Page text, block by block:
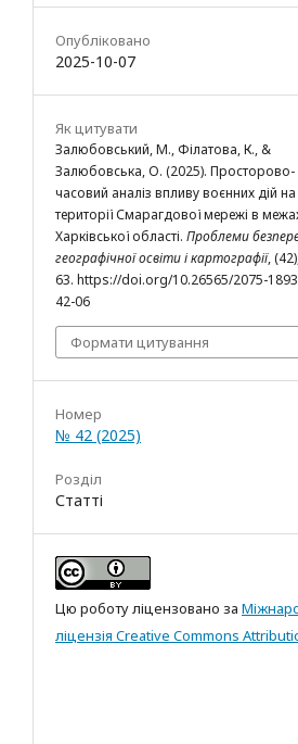
Опубліковано
2025-10-07
Як цитувати
Залюбовський, М., Філатова, К., &
Залюбовська, О. (2025). Просторово-
часовий аналіз впливу воєнних дій на
території Смарагдової мережі в
Харківської області. Проблеми
географічної освіти і картографії,
63. https://doi.org/10.26565/2075-
42-06
Формати цитування
Номер
№ 42 (2025)
Розділ
Статті
Цю роботу ліцензовано за
ліцензія Creative Commons